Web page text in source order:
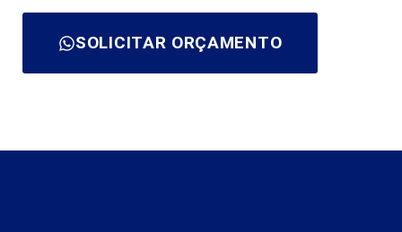
SOLICITAR ORÇAMENTO